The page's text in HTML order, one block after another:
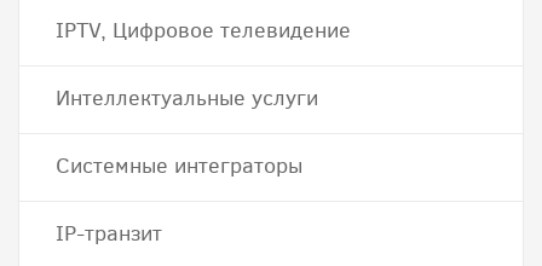
IPTV, Цифровое телевидение
Интеллектуальные услуги
Системные интеграторы
IP-транзит